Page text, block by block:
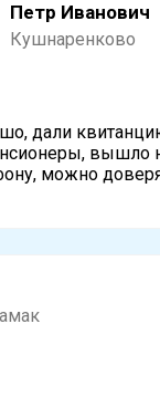
Петр Иванович
Кушнаренково
дали
вышло
можно